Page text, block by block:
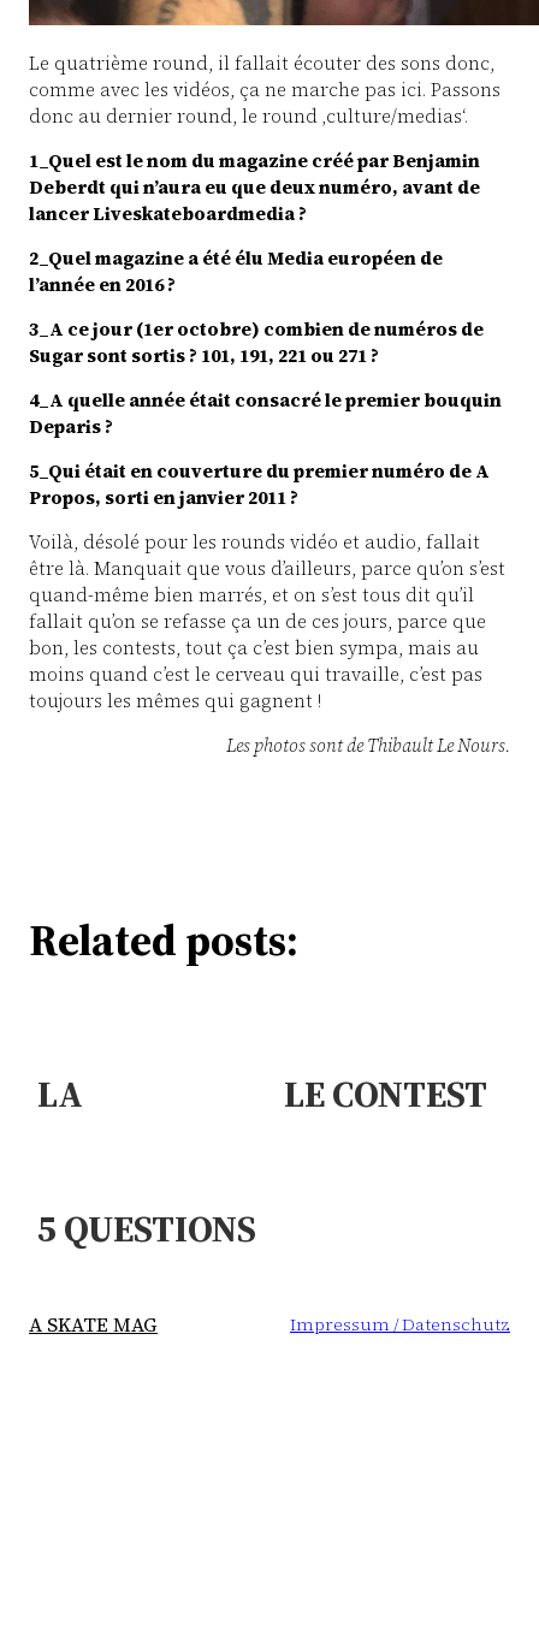
Le quatrième round, il fallait écouter des sons donc,
comme avec les vidéos, ça ne marche pas ici. Passons
donc au dernier round, le round ‚culture/medias‘.
1_Quel est le nom du magazine créé par Benjamin
Deberdt qui n’aura eu que deux numéro, avant de
lancer Liveskateboardmedia ?
2_Quel magazine a été élu Media européen de
l’année en 2016 ?
3_A ce jour (1er octobre) combien de numéros de
Sugar sont sortis ? 101, 191, 221 ou 271 ?
4_A quelle année était consacré le premier bouquin
Deparis ?
5_Qui était en couverture du premier numéro de A
Propos, sorti en janvier 2011 ?
Voilà, désolé pour les rounds vidéo et audio, fallait
être là. Manquait que vous d’ailleurs, parce qu’on s’est
quand-même bien marrés, et on s’est tous dit qu’il
fallait qu’on se refasse ça un de ces jours, parce que
bon, les contests, tout ça c’est bien sympa, mais au
moins quand c’est le cerveau qui travaille, c’est pas
toujours les mêmes qui gagnent !
Les photos sont de Thibault Le Nours.
Related posts:
LA
ESP VOL.2
LE CONTEST
5 QUESTIONS
HERRINGTON
A SKATE MAG Impressum / Datenschutz